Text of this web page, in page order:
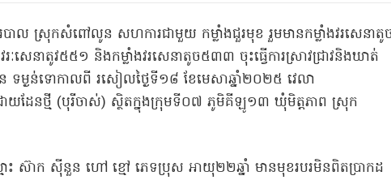
របាល ស្រុកសំពៅលូន សហការជាមួយ កម្លាំងជួរមុខ រួមមានកម្លាំងវរសេនាតូ
សេនាតូវ៥៥១ និងកម្លាំងវរសេនាតូច៥៣៣ ចុះធ្វើការស្រាវជ្រាវនិងឃាត់
ទម្ងន់ទោកាលពី រសៀលថ្ងៃទី១៨ ខែមេសាឆ្នាំ២០២៥ វេលា
ែនថ្មី (បុរីចាស់) ស្ថិតក្នុងក្រុមទី០៧ ភូមិគីឡូ១៣ ឃុំមិត្តភាព ស្រុក
ោះ ស៊ាក ស៊ីនួន ហៅ ខ្មៅ ភេទប្រុស អាយុ២២ឆ្នាំ មានមុខរបរមិនពិតប្រាកដ